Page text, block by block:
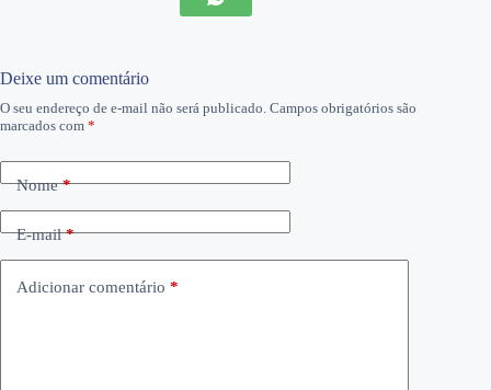
Deixe um comentário
O seu endereço de e-mail não será publicado. Campos obrigatórios são
marcados com *
Nome*
E-mail*
Adicionar comentário *